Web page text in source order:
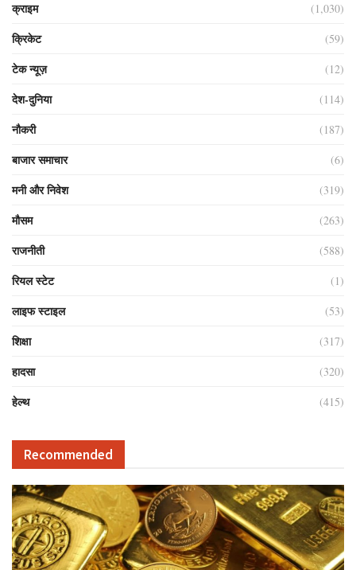
क्राइम (1,030)
क्रिकेट (59)
टेक न्यूज़ (12)
देश-दुनिया (114)
नौकरी (187)
बाजार समाचार (6)
मनी और निवेश (319)
मौसम (263)
राजनीती (588)
रियल स्टेट (1)
लाइफ स्टाइल (53)
शिक्षा (317)
हादसा (320)
हेल्थ (415)
Recommended